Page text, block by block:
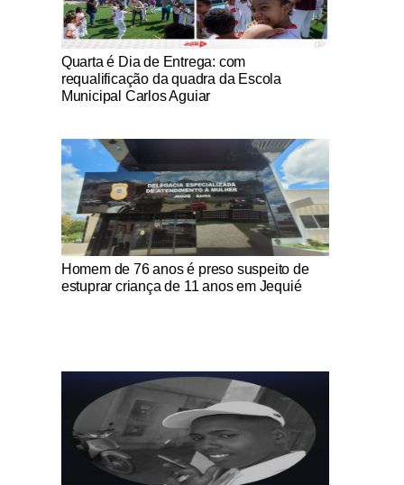
Notícias Católicas
Quarta é Dia de Entrega: com
requalificação da quadra da Escola
Municipal Carlos Aguiar
Notícias Católicas
Homem de 76 anos é preso suspeito de
estuprar criança de 11 anos em Jequié